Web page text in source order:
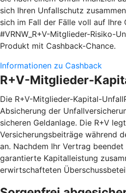
sich Ihren Unfallschutz
sich im Fall der Fälle voll auf Ihre
#VRNW_R+V-Mitglieder-Risiko-
Produkt mit Cashback-Chance.
Informationen zu Cashback
R+V-Mitglieder-
Die R+V-Mitglieder-Kapital-
Absicherung der
sicheren Geldanlage. Die R+V
Versicherungsbeiträge während
an. Nachdem Ihr Vertrag
garantierte Kapitalleistung
erwirtschafteten